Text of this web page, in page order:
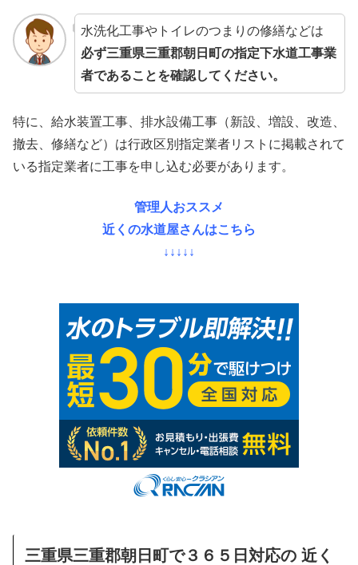
水洗化工事やトイレのつまりの修繕などは
必ず三重県三重郡朝日町の指定下水道工事業
者であることを確認してください。
特に、給水装置工事、排水設備工事（新設、増設、改造、
撤去、修繕など）は行政区別指定業者リストに掲載されて
いる指定業者に工事を申し込む必要があります。
管理人おススメ
近くの水道屋さんはこちら
↓↓↓↓↓
三重県三重郡朝日町で３６５日対応の 近く